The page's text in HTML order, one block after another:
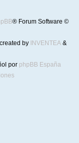
® Forum Software ©
by INVENTEA &
por phpBB España